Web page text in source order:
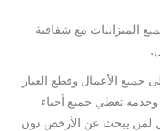
الميزانيات مع شفافية
جميع الأعمال وقطع الغيار
تغطي جميع أحياء
لمن يبحث عن الأرخص دون